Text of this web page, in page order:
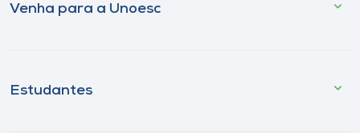
Venha para a Unoesc
Estudantes